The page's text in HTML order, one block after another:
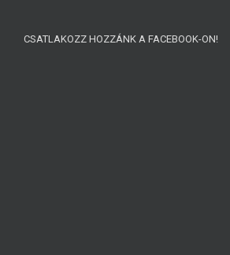
CSATLAKOZZ HOZZÁNK A FACEBOOK-ON!